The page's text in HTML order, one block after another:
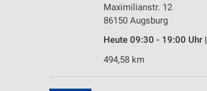
Maximilianstr. 12
86150 Augsburg
Heute 09:30 - 19:00 Uhr |
494,58 km